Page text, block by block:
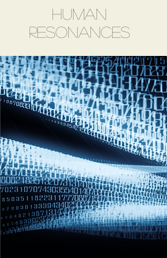
HUMAN
RESONANCES